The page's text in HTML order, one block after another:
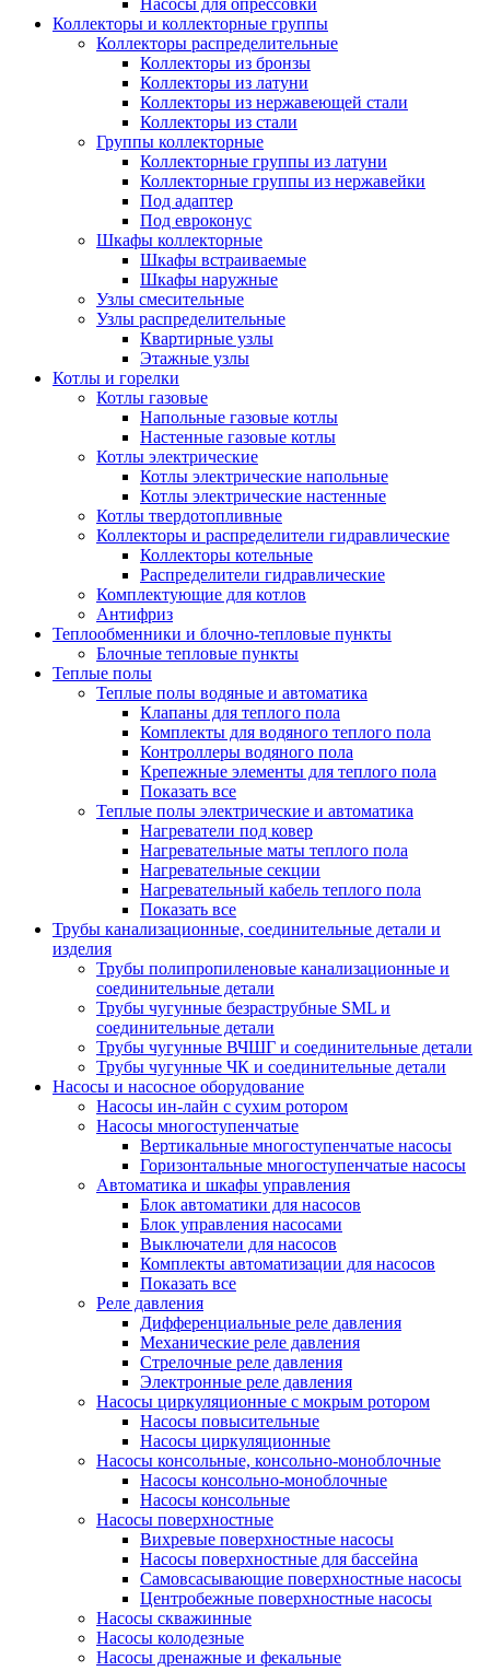
Насосы для опрессовки
Коллекторы и коллекторные группы
Коллекторы распределительные
Коллекторы из бронзы
Коллекторы из латуни
Коллекторы из нержавеющей стали
Коллекторы из стали
Группы коллекторные
Коллекторные группы из латуни
Коллекторные группы из нержавейки
Под адаптер
Под евроконус
Шкафы коллекторные
Шкафы встраиваемые
Шкафы наружные
Узлы смесительные
Узлы распределительные
Квартирные узлы
Этажные узлы
Котлы и горелки
Котлы газовые
Напольные газовые котлы
Настенные газовые котлы
Котлы электрические
Котлы электрические напольные
Котлы электрические настенные
Котлы твердотопливные
Коллекторы и распределители гидравлические
Коллекторы котельные
Распределители гидравлические
Комплектующие для котлов
Антифриз
Теплообменники и блочно-тепловые пункты
Блочные тепловые пункты
Теплые полы
Теплые полы водяные и автоматика
Клапаны для теплого пола
Комплекты для водяного теплого пола
Контроллеры водяного пола
Крепежные элементы для теплого пола
Показать все
Теплые полы электрические и автоматика
Нагреватели под ковер
Нагревательные маты теплого пола
Нагревательные секции
Нагревательный кабель теплого пола
Показать все
Трубы канализационные, соединительные детали и
изделия
Трубы полипропиленовые канализационные и
соединительные детали
Трубы чугунные безраструбные SML и
соединительные детали
Трубы чугунные ВЧШГ и соединительные детали
Трубы чугунные ЧК и соединительные детали
Насосы и насосное оборудование
Насосы ин-лайн с сухим ротором
Насосы многоступенчатые
Вертикальные многоступенчатые насосы
Горизонтальные многоступенчатые насосы
Автоматика и шкафы управления
Блок автоматики для насосов
Блок управления насосами
Выключатели для насосов
Комплекты автоматизации для насосов
Показать все
Реле давления
Дифференциальные реле давления
Механические реле давления
Стрелочные реле давления
Электронные реле давления
Насосы циркуляционные с мокрым ротором
Насосы повысительные
Насосы циркуляционные
Насосы консольные, консольно-моноблочные
Насосы консольно-моноблочные
Насосы консольные
Насосы поверхностные
Вихревые поверхностные насосы
Насосы поверхностные для бассейна
Самовсасывающие поверхностные насосы
Центробежные поверхностные насосы
Насосы скважинные
Насосы колодезные
Насосы дренажные и фекальные